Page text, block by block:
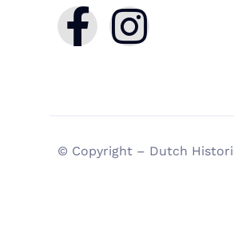
© Copyright – Dutch